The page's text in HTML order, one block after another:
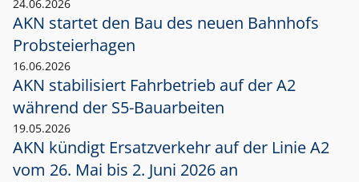
24.06.2026
AKN startet den Bau des neuen Bahnhofs
Probsteierhagen
16.06.2026
AKN stabilisiert Fahrbetrieb auf der A2
während der S5-Bauarbeiten
19.05.2026
AKN kündigt Ersatzverkehr auf der Linie A2
vom 26. Mai bis 2. Juni 2026 an